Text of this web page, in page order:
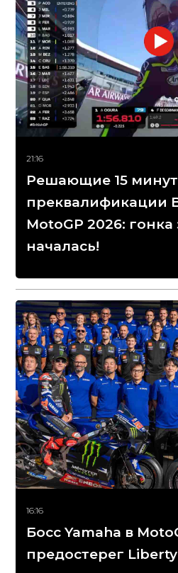
21:16
Решающие 15 минут
преквалификации
MotoGP 2026:
началась!
16:16
Босс Yamaha в
предостерег